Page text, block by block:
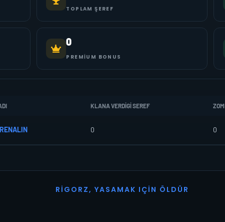
TOPLAM ŞEREF
0
PREMIUM BONUS
KLANA VERDIGI SEREF
0 0
R I G O R Z, YASAMAK I ÇI N Ö L D Ü R